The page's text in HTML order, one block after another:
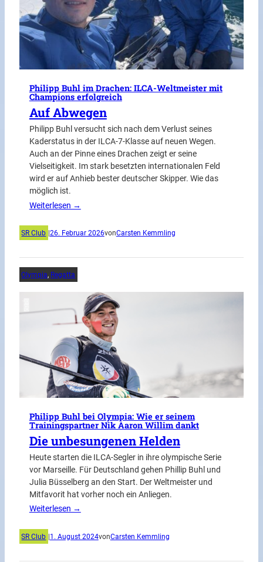
Philipp Buhl im Drachen: ILCA-Weltmeister mit
Champions erfolgreich
Auf Abwegen
Philipp Buhl versucht sich nach dem Verlust seines
Kaderstatus in der ILCA-7-Klasse auf neuen Wegen.
Auch an der Pinne eines Drachen zeigt er seine
Vielseitigkeit. Im stark besetzten internationalen Feld
wird er auf Anhieb bester deutscher Skipper. Wie das
möglich ist.
Weiterlesen →
SR Club |26. Februar 2026vonCarsten Kemmling
Olympia, Regatta
Philipp Buhl bei Olympia: Wie er seinem
Trainingspartner Nik Aaron Willim dankt
Die unbesungenen Helden
Heute starten die ILCA-Segler in ihre olympische Serie
vor Marseille. Für Deutschland gehen Phillip Buhl und
Julia Büsselberg an den Start. Der Weltmeister und
Mitfavorit hat vorher noch ein Anliegen.
Weiterlesen →
SR Club |1. August 2024vonCarsten Kemmling